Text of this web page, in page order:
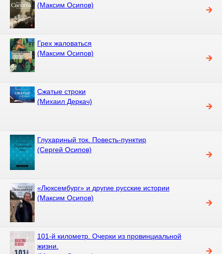
(Максим Осипов)
Грех жаловаться
(Максим Осипов)
Сжатые строки
(Михаил Деркач)
Глухариный ток. Повесть-пунктир
(Сергей Осипов)
«Люксембург» и другие русские истории
(Максим Осипов)
101-й километр. Очерки из провинциальной
жизни.